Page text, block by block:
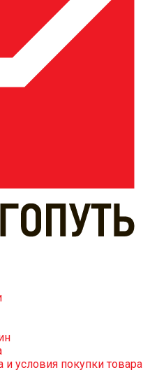
и условия покупки товара